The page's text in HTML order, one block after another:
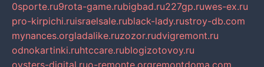
0sporte.ru9rota-game.rubigbad.ru227gp.ruwes-ex.ru
pro-kirpichi.ruisraelsale.rublack-lady.rustroy-db.com
mynances.orgladalike.ruzozor.rudvigremont.ru
odnokartinki.ruhtccare.rublogizotovoy.ru
oysters-digital.ruo-remonte.orgremontdoma.com